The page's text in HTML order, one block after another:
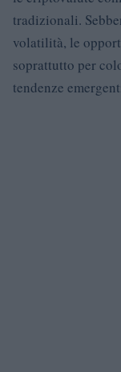
tradizionali.
volatilità, le
soprattutto per
tendenze